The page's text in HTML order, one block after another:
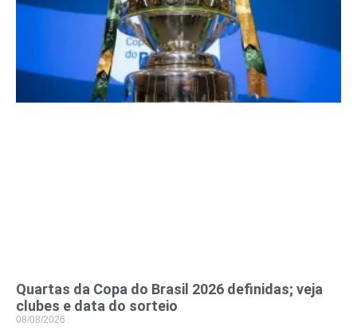
Quartas da Copa do Brasil 2026 definidas; veja
clubes e data do sorteio
08/08/2026